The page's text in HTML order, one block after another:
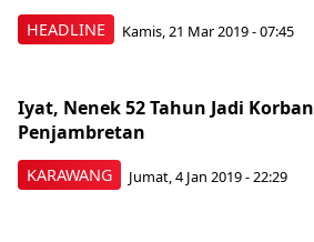
HEADLINE Kamis, 21 Mar 2019 - 07:45
KARAWANG
Iyat, Nenek 52 Tahun Jadi Korban
Penjambretan
Jumat, 4 Jan 2019 - 22:29